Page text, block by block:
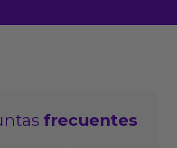
frecuentes